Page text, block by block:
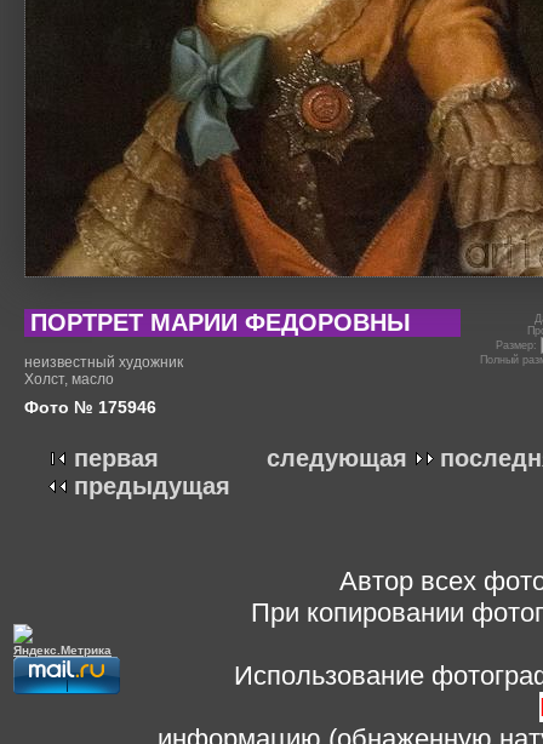
ПОРТРЕТ МАРИИ ФЕДОРОВНЫ
неизвестный художник
Холст, масло
Фото № 175946
Размер:
Полный
следующая
первая
предыдущая
Автор всех
При копировании
Использование